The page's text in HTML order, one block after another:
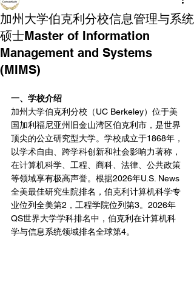
加州大学伯克利分校信息管理与系统
硕士Master of Information
Management and Systems
(MIMS)
一、学校介绍
加州大学伯克利分校（UC Berkeley）位于美
国加利福尼亚州旧金山湾区伯克利市，是世界
顶尖的公立研究型大学。学校成立于1868年，
以学术自由、跨学科创新和社会影响力著称，
在计算机科学、工程、商科、法律、公共政策
等领域享有极高声誉。根据2026年U.S. News
全美最佳研究生院排名，伯克利计算机科学专
业位列全美第2，工程学院位列第3。2026年
QS世界大学学科排名中，伯克利在计算机科
学与信息系统领域排名全球第4。